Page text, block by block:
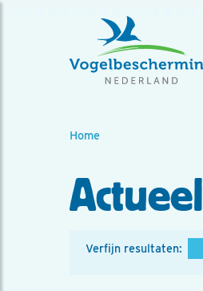
Home
Actueel
Verfijn resultaten: